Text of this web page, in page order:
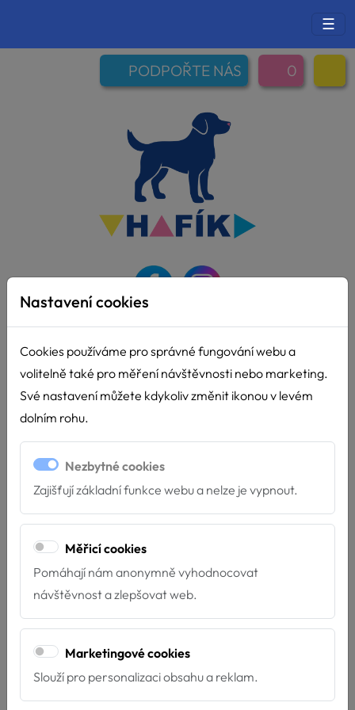
☰
PODPOŘTE NÁS 0
Detail akce: MŠ a ZŠ Rybka,
Tábor
Místo:
MŠ a ZŠ Rybka, Tábor, ČSA 925,
39003, Tábor
Délka akce:
60 minut
Druh akce: Zážitková
Indoor
Počet účastníků: 30
Cílová skupina:
osoby s mentálním a kombinovaným
postižením
Nastavení cookies
Cookies používáme pro správné fungování webu a
volitelně také pro měření návštěvnosti nebo marketing.
Své nastavení můžete kdykoliv změnit ikonou v levém
dolním rohu.
Nezbytné cookies
Zajišťují základní funkce webu a nelze je vypnout.
Měřicí cookies
Pomáhají nám anonymně vyhodnocovat
návštěvnost a zlepšovat web.
Marketingové cookies
Slouží pro personalizaci obsahu a reklam.